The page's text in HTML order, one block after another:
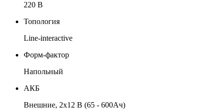
220 В
Топология
Line-interactive
Форм-фактор
Напольный
АКБ
Внешние, 2х12 В (65 - 600Ач)